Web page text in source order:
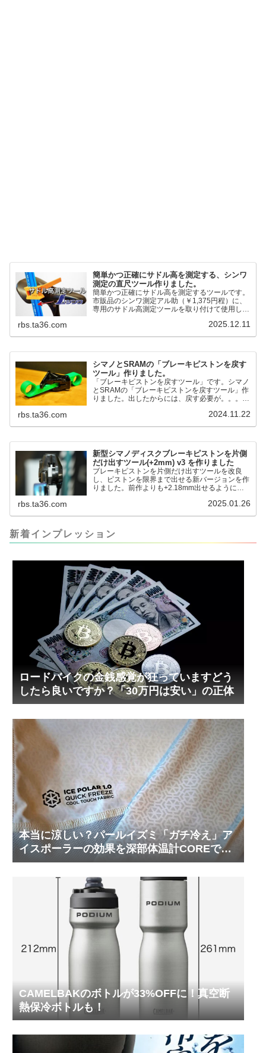
簡単かつ正確にサドル高を測定する、シンワ
測定の直尺ツール作りました。
簡単かつ正確にサドル高を測定するツールです。
市販品のシンワ測定アル助（￥1,375円程）に、
専用のサドル高測定ツールを取り付けて使用しま
るようになりました。シンワ測定(Shinwa
Sokutei)￥1,375Amazon.c...
rbs.ta36.com 2025.12.11
シマノとSRAMの「ブレーキピストンを戻す
ツール」作りました。
「ブレーキピストンを戻すツール」です。シマノ
とSRAMの「ブレーキピストンを戻すツール」作
りました。出したからには、戻す必要が。。。で
だと。。。▶「ブレーキピストンを戻すツール」
るのかというと、出ているピス...
rbs.ta36.com 2024.11.22
新型シマノディスクブレーキピストンを片側
だけ出すツール(+2mm) v3 を作りました
ブレーキピストンを片側だけ出すツールを改良
し、ピストンを限界まで出せる新バージョンを作
りました。前作よりも+2.18mm出せるようにな
って、オイル漏れするまで試しました。最も安全
ましたが、ギリギリまで攻めてますのでピストン
内部の汚れをさらに掃除できると思います。前作
rbs.ta36.com 2025.01.26
新着インプレッション
ロードバイクの金銭感覚が狂っていますどう
したら良いですか？「30万円は安い」の正体
本当に涼しい？パールイズミ「ガチ冷え」ア
イスポーラーの効果を深部体温計COREで測
ってみた
CAMELBAKのボトルが33%OFFに！真空断
熱保冷ボトルも！